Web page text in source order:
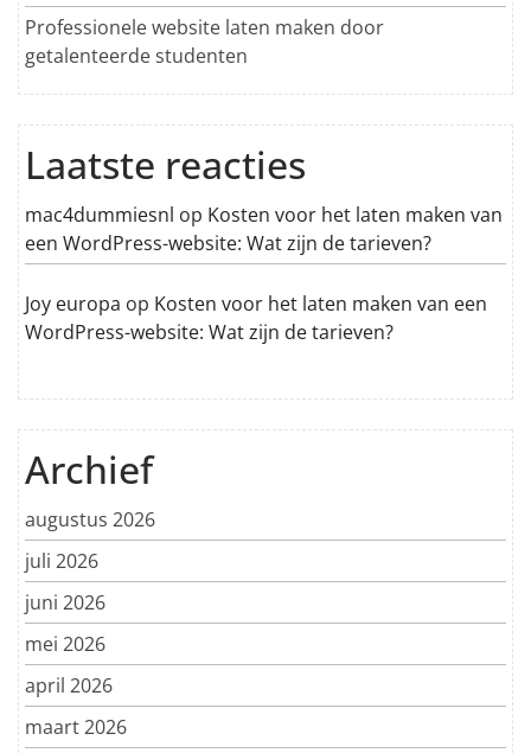
Professionele website laten maken door
getalenteerde studenten
Laatste reacties
mac4dummiesnl op Kosten voor het laten maken van
een WordPress-website: Wat zijn de tarieven?
Joy europa op Kosten voor het laten maken van een
WordPress-website: Wat zijn de tarieven?
Archief
augustus 2026
juli 2026
juni 2026
mei 2026
april 2026
maart 2026